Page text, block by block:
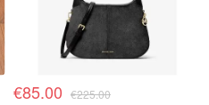
€85.00 €225.00